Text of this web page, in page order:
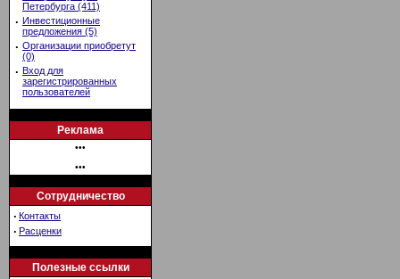
Петербурга (411)
· Инвестиционные
предложения (5)
· Организации приобретут
(0)
· Вход для
зарегистрированных
пользователей
Реклама
•••
•••
Сотрудничество
· Контакты
· Расценки
Полезные ссылки